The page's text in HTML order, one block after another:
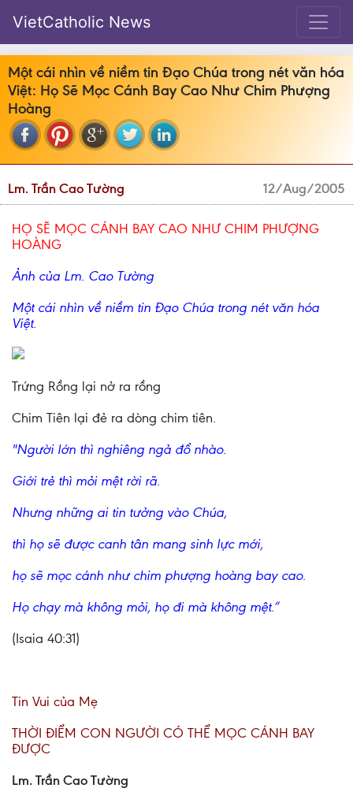
VietCatholic News
Một cái nhìn về niềm tin Đạo Chúa trong nét văn hóa
Việt: Họ Sẽ Mọc Cánh Bay Cao Như Chim Phượng
Hoàng
Lm. Trần Cao Tường 12/Aug/2005
HỌ SẼ MỌC CÁNH BAY CAO NHƯ CHIM PHƯỢNG
HOÀNG
Ảnh của Lm. Cao Tường
Một cái nhìn về niềm tin Đạo Chúa trong nét văn hóa
Việt.
Trứng Rồng lại nở ra rồng
Chim Tiên lại đẻ ra dòng chim tiên.
"Người lớn thì nghiêng ngả đổ nhào.
Giới trẻ thì mỏi mệt rời rã.
Nhưng những ai tin tưởng vào Chúa,
thì họ sẽ được canh tân mang sinh lực mới,
họ sẽ mọc cánh như chim phượng hoàng bay cao.
Họ chạy mà không mỏi, họ đi mà không mệt.”
(Isaia 40:31)
Tin Vui của Mẹ
THỜI ĐIỂM CON NGƯỜI CÓ THỂ MỌC CÁNH BAY
ĐƯỢC
Lm. Trần Cao Tường